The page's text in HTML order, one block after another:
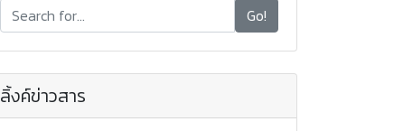
Go!
ลิ้งค์ข่าวสาร